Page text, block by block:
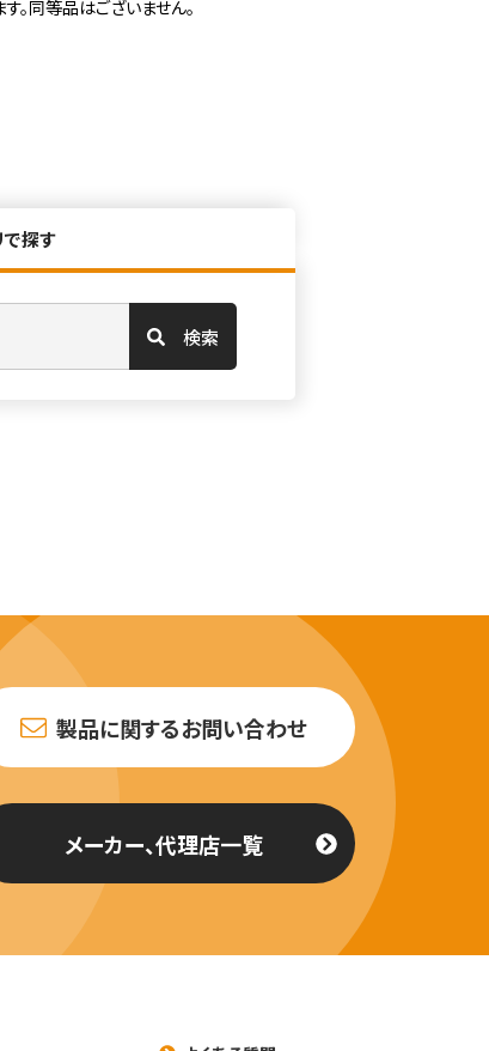
同等品はございません。
探す
検索
製品に関するお問い合わせ
メーカー、代理店一覧